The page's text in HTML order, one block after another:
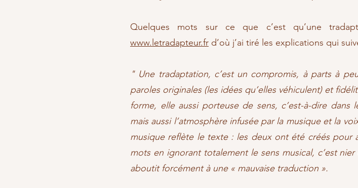
Quelques mots sur ce que c’est qu’une
www.letradapteur.fr d’où j’ai tiré les explications qui
" Une tradaptation, c’est un compromis, à parts à
paroles originales (les idées qu’elles véhiculent) et
forme, elle aussi porteuse de sens, c’est-à-dire dans
mais aussi l’atmosphère infusée par la musique et la
musique reflète le texte : les deux ont été créés pour
mots en ignorant totalement le sens musical, c’est
aboutit forcément à une « mauvaise traduction ».